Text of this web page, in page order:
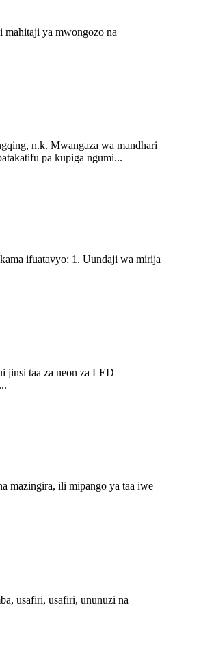
mahitaji ya mwongozo na
n.k. Mwangaza wa mandhari
pa kupiga ngumi...
ifuatavyo: 1. Uundaji wa mirija
jinsi taa za neon za LED
mazingira, ili mipango ya taa iwe
usafiri, usafiri, ununuzi na